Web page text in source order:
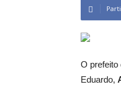
O prefeito
Eduardo,